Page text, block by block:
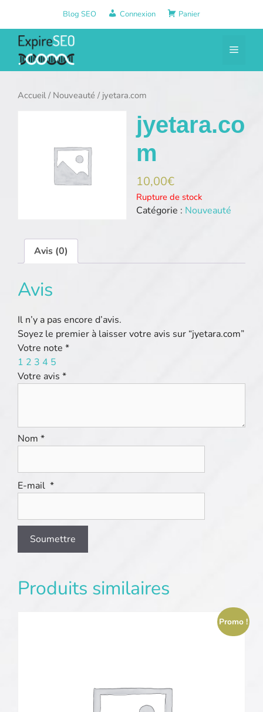
contenu
Blog SEO Connexion Panier
Menu
Accueil/ Nouveauté / jyetara.com
jyetara.co
m
10,00€
Rupture de stock
Catégorie : Nouveauté
Avis (0)
Avis
Il n’y a pas encore d’avis.
Soyez le premier à laisser votre avis sur “jyetara.com”
Votre note *
1 2 3 4 5
Votre avis *
Nom *
E-mail *
Produits similaires
Promo !